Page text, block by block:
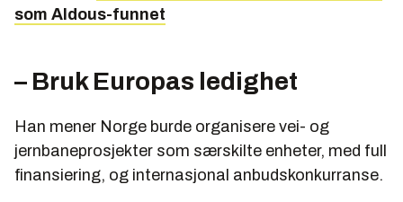
som Aldous-funnet
– Bruk Europas ledighet
Han mener Norge burde organisere vei- og
jernbaneprosjekter som særskilte enheter, med full
finansiering, og internasjonal anbudskonkurranse.